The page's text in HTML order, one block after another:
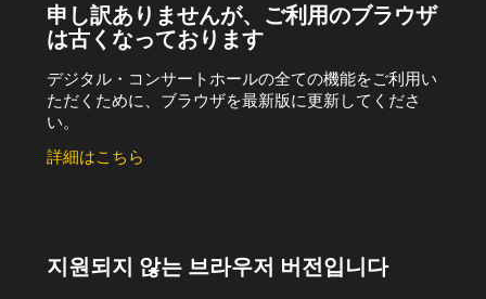
申し訳ありませんが、ご利用のブラウザ
は古くなっております
デジタル・コンサートホールの全ての機能をご利用い
ただくために、ブラウザを最新版に更新してくださ
い。
詳細はこちら
지원되지 않는 브라우저 버전입니다